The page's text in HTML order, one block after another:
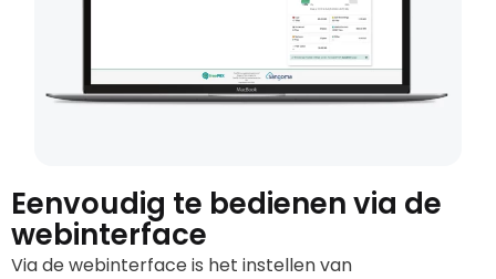
Eenvoudig te bedienen via de
webinterface
Via de webinterface is het instellen van